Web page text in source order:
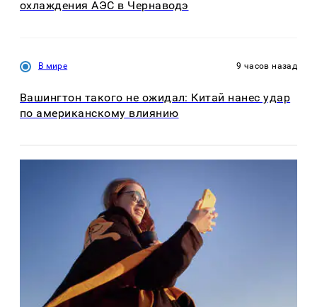
охлаждения АЭС в Чернаводэ
В мире 9 часов назад
Вашингтон такого не ожидал: Китай нанес удар
по американскому влиянию